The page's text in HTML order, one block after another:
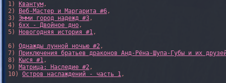
1) Квантум,
2)
Веб-Мастер и Маргарита #6,
3) Эмми город надежд #3,
4) 6xx - Двойное дно,
5)
Новогодняя история #1,
6) Однажды лунной ночью #2,
7)
Приключения братьев драконов Анд-Рёна-Шупа-Губы и их
8)
Кыся #1,
9) Матрица: Наследие #2,
10) Остров наслаждений - часть 1,